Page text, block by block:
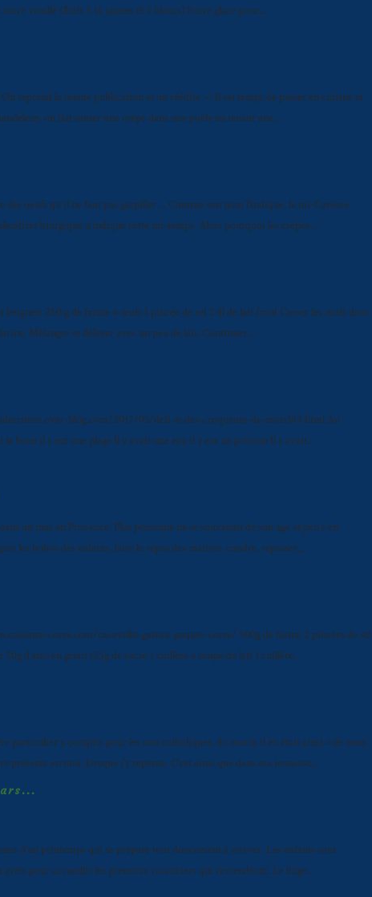
vanillé Œufs 5 (4 jaunes et 5 blancs) Sucre glace pour...
reprend la même publication et on réédite :-) Il est temps de passer en cuisine et
on fait sauter une crêpe dans une poêle en tenant une...
oeufs qu'il ne faut pas gaspiller ... Comme son nom l’indique, la mi-Carême
liturgique n’indique cette mi-temps. Alors pourquoi les crêpes...
250 g de farine 4 œufs 1 pincée de sel 2 dl de lait froid Casser les œufs dans
Mélanger et délayer avec un peu de lait. Continuer...
blog.com/2017/03/defi-n-des-croqueurs-de-mots184.html Au
boue il y eut une plage Il y avait une eau il y eut un poisson Il y avait...
un mas en Provence. Plus personne ne se souvenait de son âge et peu s'en
les bobos des enfants, faire le repas des maitres, coudre, repasser,...
corse.com/cacavellu-gateau-paques-corse/ 500g de farine 2 pincées de sel
d’anis en grain 125g de sucre 1 cuillère à soupe de lait 1 cuillère...
particulier y compris pour les non catholiques, du moins il en était ainsi « de mon
en moi, lorsque j’y repense. C’est ainsi que dans ma jeunesse,...
d’un printemps qui se prépare tout doucement à arriver. Les enfants sont
prêts pour accueillir les premiers vacanciers qui reviendront. Le linge...